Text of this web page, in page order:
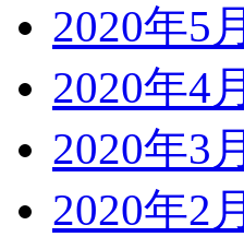
2020年5月
2020年4月
2020年3月
2020年2月